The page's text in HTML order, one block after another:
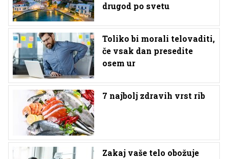
drugod po svetu
Toliko bi morali telovaditi,
če vsak dan presedite
osem ur
7 najbolj zdravih vrst rib
Zakaj vaše telo obožuje